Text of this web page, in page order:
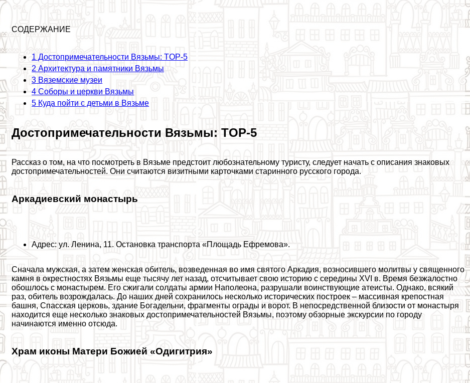
СОДЕРЖАНИЕ
1 Достопримечательности Вязьмы: TOP-5
2 Архитектура и памятники Вязьмы
3 Вяземские музеи
4 Соборы и церкви Вязьмы
5 Куда пойти с детьми в Вязьме
Достопримечательности Вязьмы: TOP-5
Рассказ о том, на что посмотреть в Вязьме предстоит любознательному туристу, следует начать с описания знаковых
достопримечательностей. Они считаются визитными карточками старинного русского города.
Аркадиевский монастырь
Адрес: ул. Ленина, 11. Остановка трaнcпорта «Площадь Ефремова».
Сначала мужская, а затем женская обитель, возведенная во имя святого Аркадия, возносившего молитвы у священного
камня в окрестностях Вязьмы еще тысячу лет назад, отсчитывает свою историю с середины XVI в. Время безжалостно
обошлось с монастырем. Его сжигали солдаты армии Наполеона, разрушали воинствующие атеисты. Однако, всякий
раз, обитель возрождалась. До наших дней сохранилось несколько исторических построек – массивная крепостная
башня, Спасская церковь, здание Богадельни, фрагменты ограды и ворот. В непосредственной близости от монастыря
находится еще несколько знаковых достопримечательностей Вязьмы, поэтому обзорные экскурсии по городу
начинаются именно отсюда.
Храм иконы Матери Божией «Одигитрия»